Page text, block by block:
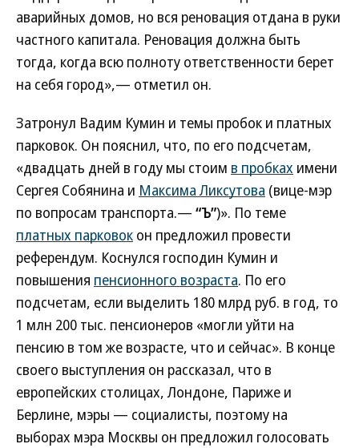
аварийных домов, но вся реновация отдана в руки
частного капитала. Реновация должна быть
тогда, когда всю полноту ответственности берет
на себя город»,— отметил он.
Затронул Вадим Кумин и темы пробок и платных
парковок. Он пояснил, что, по его подсчетам,
«двадцать дней в году мы стоим в пробках имени
Сергея Собянина и Максима Ликсутова (вице-мэр
по вопросам транспорта.— “Ъ”)». По теме
платных парковок он предложил провести
референдум. Коснулся господин Кумин и
повышения пенсионного возраста. По его
подсчетам, если выделить 180 млрд руб. в год, то
1 млн 200 тыс. пенсионеров «могли уйти на
пенсию в том же возрасте, что и сейчас». В конце
своего выступления он рассказал, что в
европейских столицах, Лондоне, Париже и
Берлине, мэры — социалисты, поэтому на
выборах мэра Москвы он предложил голосовать